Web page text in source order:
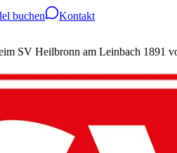
buchen Kontakt
SV Heilbronn am Leinbach 1891